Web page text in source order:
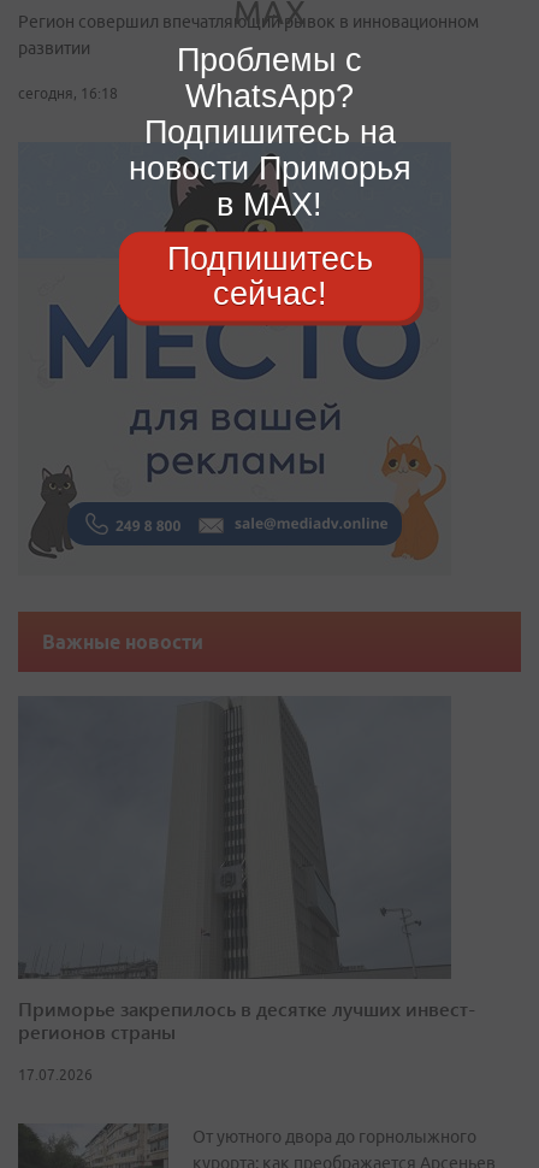
Регион совершил впечатляющий рывок в инновационном
развитии
сегодня, 16:18
Важные новости
Приморье закрепилось в десятке лучших инвест-
регионов страны
17.07.2026
От уютного двора до горнолыжного
курорта: как преображается Арсеньев
Проблемы с
WhatsApp?
Подпишитесь на
новости Приморья
в MAX!
Подпишитесь
сейчас!